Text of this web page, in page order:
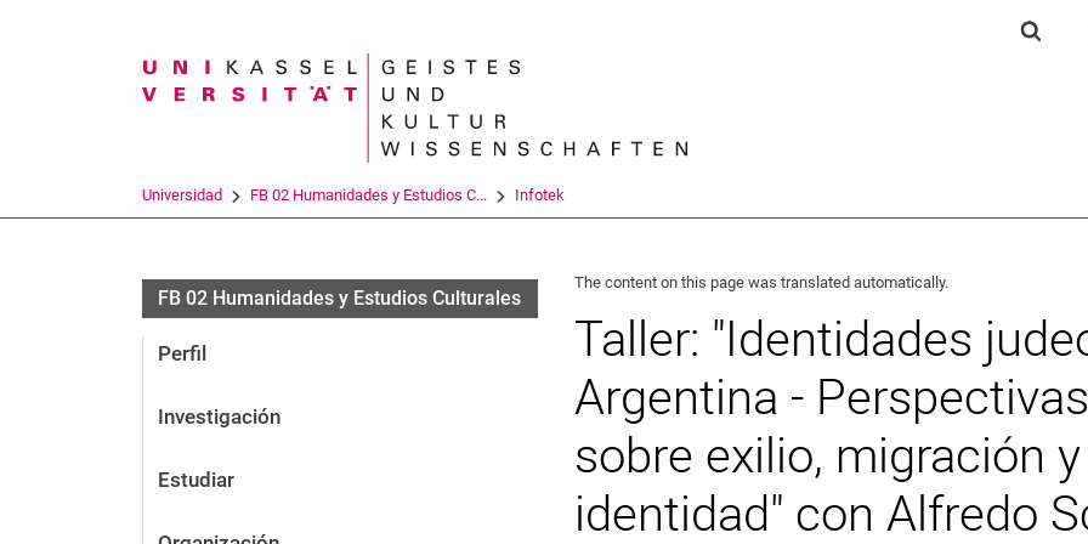
Jump directly to: content
Jump directly to: search
Jump directly to: main
Search term
Universidad FB 02 Humanidades y Estudios C... Infotek
FB 02 Humanidades y Estudios Culturales
Perfil
Investigación
Estudiar
The content on this page was translated automatically.
Taller: "Identidades
Argentina -
sobre exilio, migración
identidad" con Alfredo